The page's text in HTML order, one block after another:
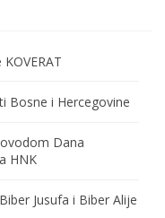
Bosne i Hercegovine
Dana
HNK
Jusufa i Biber Alije